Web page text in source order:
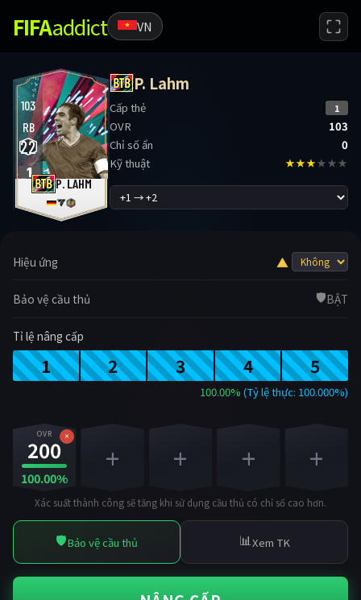
FIFAaddict VN
103
RB
22
1
P. LAHM
P. Lahm
Cấp thẻ 1
OVR
103
Chỉ số ẩn
0
Kỹ thuật
★★★★★★
Hiệu ứng ▲
Bảo vệ cầu thủ 🛡️BẬT
Tỉ lệ nâng cấp
1 2 3 4 5
100.00% (Tỷ lệ thực: 100.000%)
OVR
200
100.00%
×
+ + + +
Xác suất thành công sẽ tăng khi sử dụng cầu thủ có chỉ số cao hơn.
🛡️Bảo vệ cầu thủ 📊Xem TK